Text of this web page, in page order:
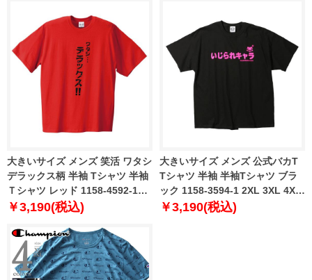
大きいサイズ メンズ 笑活 ワタシ
デラックス柄 半袖 Tシャツ 半袖
Ｔシャツ レッド 1158-4592-1
2XL 3XL 4XL 5XL
￥3,190(税込)
大きいサイズ メンズ 公式バカT
Tシャツ 半袖 半袖Tシャツ ブラ
ック 1158-3594-1 2XL 3XL 4XL
5XL
￥3,190(税込)